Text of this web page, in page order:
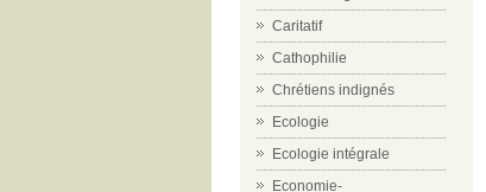
Caritatif
Cathophilie
Chrétiens indignés
Ecologie
Ecologie intégrale
Economie-